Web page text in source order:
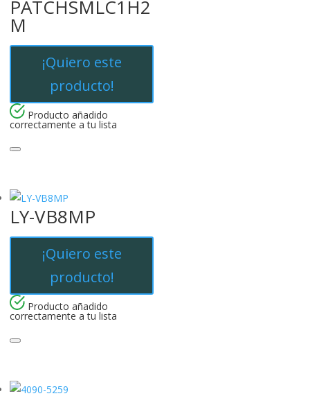
PATCHSMLC1H2
M
¡Quiero este
producto!
Producto añadido
correctamente a tu lista
LY-VB8MP
¡Quiero este
producto!
Producto añadido
correctamente a tu lista